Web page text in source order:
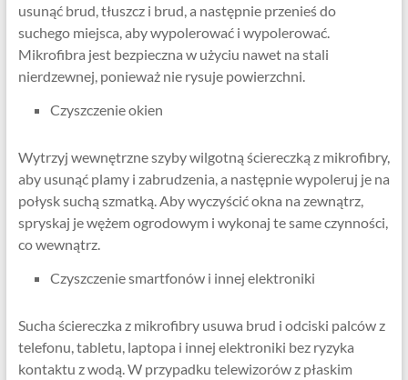
usunąć brud, tłuszcz i brud, a następnie przenieś do
suchego miejsca, aby wypolerować i wypolerować.
Mikrofibra jest bezpieczna w użyciu nawet na stali
nierdzewnej, ponieważ nie rysuje powierzchni.
Czyszczenie okien
Wytrzyj wewnętrzne szyby wilgotną ściereczką z mikrofibry,
aby usunąć plamy i zabrudzenia, a następnie wypoleruj je na
połysk suchą szmatką. Aby wyczyścić okna na zewnątrz,
spryskaj je wężem ogrodowym i wykonaj te same czynności,
co wewnątrz.
Czyszczenie smartfonów i innej elektroniki
Sucha ściereczka z mikrofibry usuwa brud i odciski palców z
telefonu, tabletu, laptopa i innej elektroniki bez ryzyka
kontaktu z wodą. W przypadku telewizorów z płaskim